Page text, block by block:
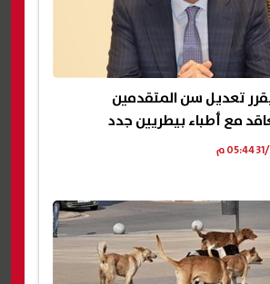
يقرر تعديل سن المتقدمين
مع أطباء بيطريين جدد